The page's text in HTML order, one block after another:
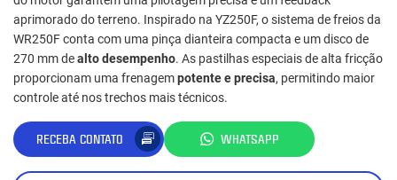
aprimorado do terreno. Inspirado na YZ250F, o sistema de freios da
WR250F conta com uma pinça dianteira compacta e um disco de
270 mm dealto desempenho. As pastilhas especiais de alta fricção
proporcionam uma frenagempotente e precisa, permitindo maior
controle até nos trechos mais técnicos.
RECEBA CONTATO WHATSAPP